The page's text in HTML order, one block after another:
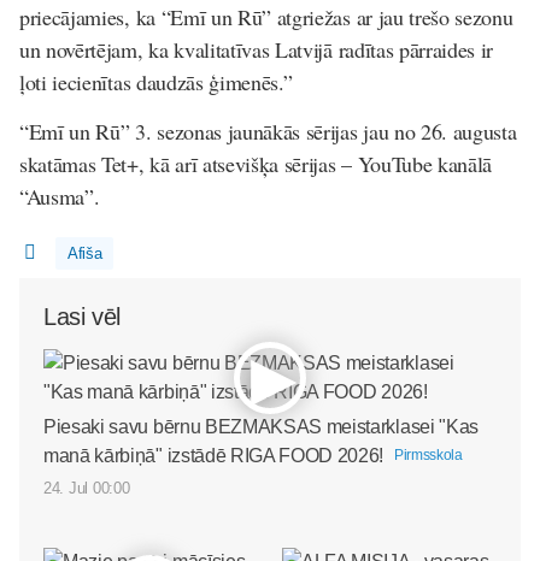
priecājamies, ka “Emī un Rū” atgriežas ar jau trešo sezonu
un novērtējam, ka kvalitatīvas Latvijā radītas pārraides ir
ļoti iecienītas daudzās ģimenēs.”
“Emī un Rū” 3. sezonas jaunākās sērijas jau no 26. augusta
skatāmas Tet+, kā arī atsevišķa sērijas – YouTube kanālā
“Ausma”.
Afiša
Lasi vēl
Piesaki savu bērnu BEZMAKSAS meistarklasei "Kas
manā kārbiņā" izstādē RIGA FOOD 2026!
Pirmsskola
24. Jul 00:00